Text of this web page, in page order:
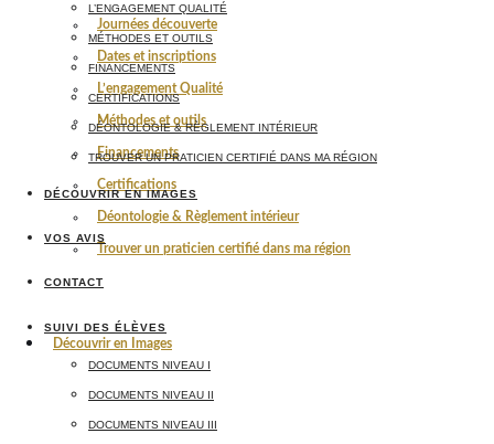
Journées découverte
Dates et inscriptions
L’engagement Qualité
Méthodes et outils
Financements
Certifications
Déontologie & Règlement intérieur
Trouver un praticien certifié dans ma région
Découvrir en Images
L’ENGAGEMENT QUALITÉ
MÉTHODES ET OUTILS
FINANCEMENTS
CERTIFICATIONS
DÉONTOLOGIE & RÈGLEMENT INTÉRIEUR
TROUVER UN PRATICIEN CERTIFIÉ DANS MA RÉGION
DÉCOUVRIR EN IMAGES
VOS AVIS
CONTACT
SUIVI DES ÉLÈVES
DOCUMENTS NIVEAU I
DOCUMENTS NIVEAU II
DOCUMENTS NIVEAU III